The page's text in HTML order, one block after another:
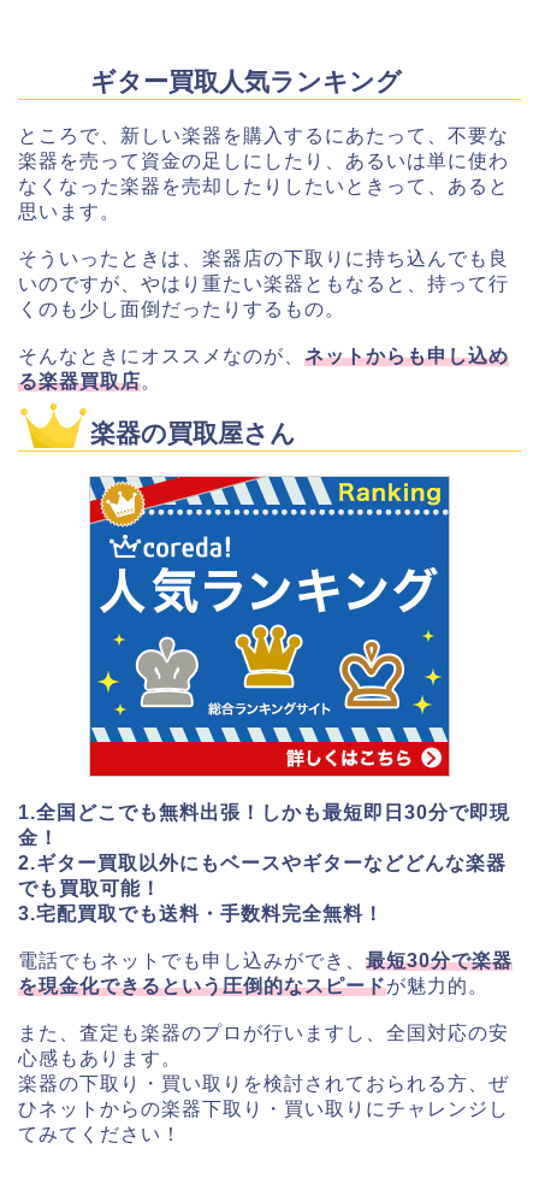
ギター買取人気ランキング
ところで、新しい楽器を購入するにあたって、不要な
楽器を売って資金の足しにしたり、あるいは単に使わ
なくなった楽器を売却したりしたいときって、あると
思います。
そういったときは、楽器店の下取りに持ち込んでも良
いのですが、やはり重たい楽器ともなると、持って行
くのも少し面倒だったりするもの。
そんなときにオススメなのが、 ネットからも申し込め
る楽器買取店。
楽器の買取屋さん
1.全国どこでも無料出張！しかも最短即日30分で即現
金！
2.ギター買取以外にもベースやギターなどどんな楽器
でも買取可能！
3.宅配買取でも送料・手数料完全無料！
電話でもネットでも申し込みができ、 最短30分で楽器
を現金化できるという圧倒的なスピードが魅力的。
また、査定も楽器のプロが行いますし、全国対応の安
心感もあります。
楽器の下取り・買い取りを検討されておられる方、ぜ
ひネットからの楽器下取り・買い取りにチャレンジし
てみてください！